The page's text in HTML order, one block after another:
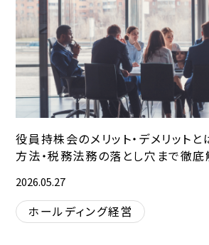
役員持株会のメリット・デメリット
方法・税務法務の落とし穴まで徹
2026.05.27
ホールディング経営